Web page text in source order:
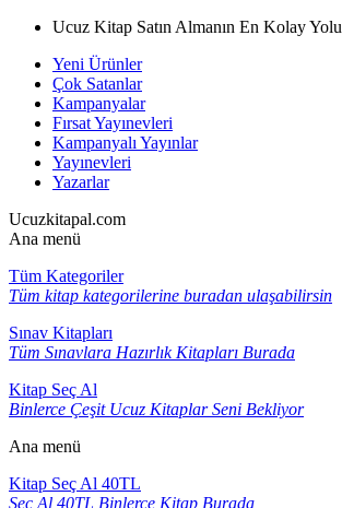
Ucuz Kitap Satın Almanın En Kolay Yolu
Yeni Ürünler
Çok Satanlar
Kampanyalar
Fırsat Yayınevleri
Kampanyalı Yayınlar
Yayınevleri
Yazarlar
Ucuzkitapal.com
Ana menü
Tüm Kategoriler
Tüm kitap kategorilerine buradan ulaşabilirsin
Sınav Kitapları
Tüm Sınavlara Hazırlık Kitapları Burada
Kitap Seç Al
Binlerce Çeşit Ucuz Kitaplar Seni Bekliyor
Ana menü
Kitap Seç Al 40TL
Seç Al 40TL Binlerce Kitap Burada